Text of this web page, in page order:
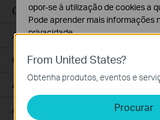
GPON
Access
Campus
Access Max
Aggregation
From United States?
Obtenha produtos, eventos e
Procurar
opor-se à utilização de cookies a
Pode aprender mais informações
privacidade.
Os cookies são necessários para
website e não podem ser
Cookies de Análise e Marketing